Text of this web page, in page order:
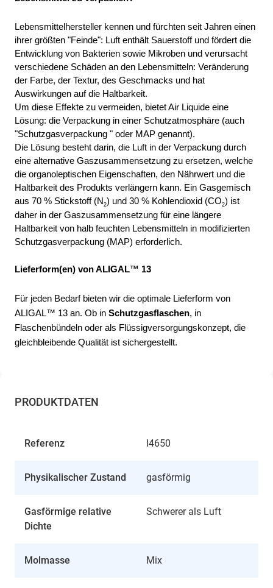
Lebensmittelhersteller kennen und fürchten seit Jahren einen
ihrer größten "Feinde": Luft enthält Sauerstoff und fördert die
Entwicklung von Bakterien sowie Mikroben und verursacht
verschiedene Schäden an den Lebensmitteln: Veränderung
der Farbe, der Textur, des Geschmacks und hat
Auswirkungen auf die Haltbarkeit.
Um diese Effekte zu vermeiden, bietet Air Liquide eine
Lösung: die Verpackung in einer Schutzatmosphäre (auch
"Schutzgasverpackung " oder MAP genannt).
Die Lösung besteht darin, die Luft in der Verpackung durch
eine alternative Gaszusammensetzung zu ersetzen, welche
die organoleptischen Eigenschaften, den Nährwert und die
Haltbarkeit des Produkts verlängern kann. Ein Gasgemisch
aus 70 % Stickstoff (N 2) und 30 % Kohlendioxid (CO2) ist
daher in der Gaszusammensetzung für eine längere
Haltbarkeit von halb feuchten Lebensmitteln in modifizierten
Schutzgasverpackung (MAP) erforderlich.
Lieferform(en) von ALIGAL™ 13
Für jeden Bedarf bieten wir die optimale Lieferform von
ALIGAL™ 13 an. Ob in Schutzgasflaschen, in
Flaschenbündeln oder als Flüssigversorgungskonzept, die
gleichbleibende Qualität ist sichergestellt.
PRODUKTDATEN
Referenz I4650
Physikalischer Zustand gasförmig
Gasförmige relative
Dichte
Schwerer als Luft
Molmasse Mix